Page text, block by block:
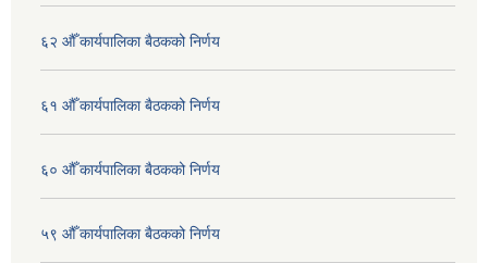
६२ औँ कार्यपालिका बैठकको निर्णय
६१ औँ कार्यपालिका बैठकको निर्णय
६० औँ कार्यपालिका बैठकको निर्णय
५९ औँ कार्यपालिका बैठकको निर्णय